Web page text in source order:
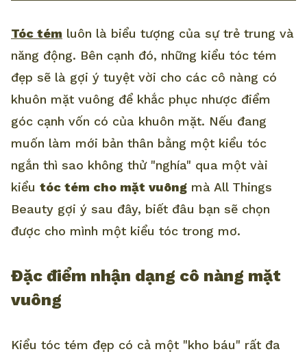
Tóc tém luôn là biểu tượng của sự trẻ trung và
năng động. Bên cạnh đó, những kiểu tóc tém
đẹp sẽ là gợi ý tuyệt vời cho các cô nàng có
khuôn mặt vuông để khắc phục nhược điểm
góc cạnh vốn có của khuôn mặt. Nếu đang
muốn làm mới bản thân bằng một kiểu tóc
ngắn thì sao không thử "nghía" qua một vài
kiểu tóc tém cho mặt vuông mà All Things
Beauty gợi ý sau đây, biết đâu bạn sẽ chọn
được cho mình một kiểu tóc trong mơ.
Đặc điểm nhận dạng cô nàng mặt
vuông
Kiểu tóc tém đẹp có cả một "kho báu" rất đa